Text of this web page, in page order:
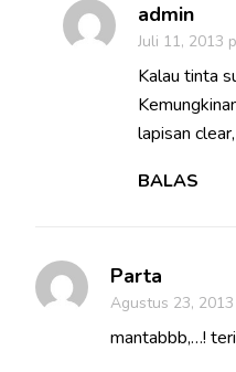
admin
Juli 11, 2013
Kalau tinta
lapisan
BALAS
Parta
Agustus 23,
mantabbb,…!